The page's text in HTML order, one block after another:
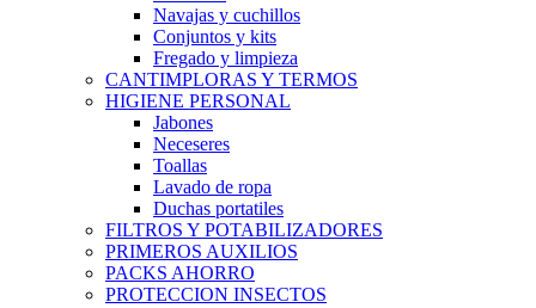
Navajas y cuchillos
Conjuntos y kits
Fregado y limpieza
CANTIMPLORAS Y TERMOS
HIGIENE PERSONAL
Jabones
Neceseres
Toallas
Lavado de ropa
Duchas portatiles
FILTROS Y POTABILIZADORES
PRIMEROS AUXILIOS
PACKS AHORRO
PROTECCION INSECTOS